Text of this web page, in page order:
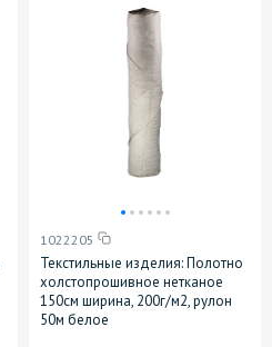
1022205
Текстильные изделия: Полотно
холстопрошивное нетканое
150см ширина, 200г/м2, рулон
50м белое